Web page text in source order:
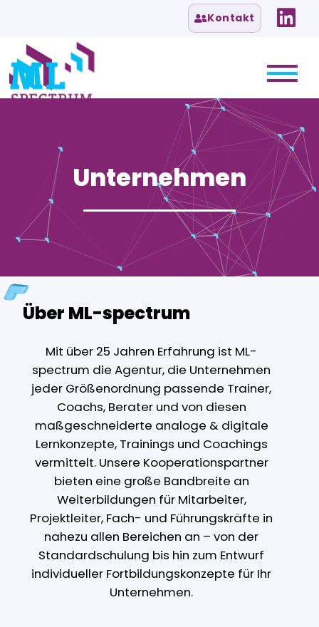
Kontakt
Unternehmen
Über ML-spectrum
Mit über 25 Jahren Erfahrung ist ML-
spectrum die Agentur, die Unternehmen
jeder Größenordnung passende Trainer,
Coachs, Berater und von diesen
maßgeschneiderte analoge & digitale
Lernkonzepte, Trainings und Coachings
vermittelt. Unsere Kooperationspartner
bieten eine große Bandbreite an
Weiterbildungen für Mitarbeiter,
Projektleiter, Fach- und Führungskräfte in
nahezu allen Bereichen an – von der
Standardschulung bis hin zum Entwurf
individueller Fortbildungskonzepte für Ihr
Unternehmen.